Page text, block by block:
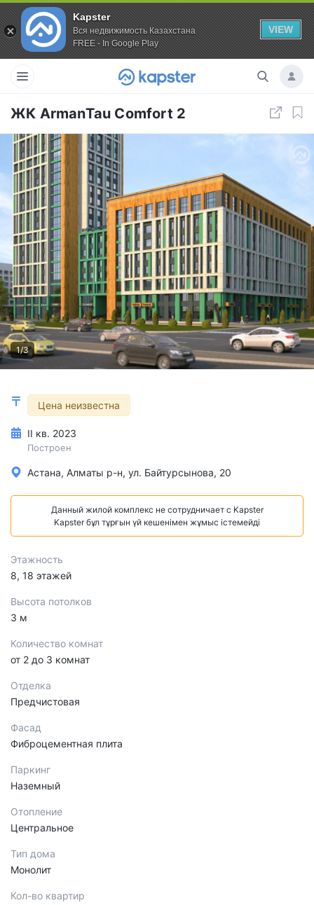
Kapster
Вся недвижимость Казахстана
FREE - In Google Play
VIEW
ЖК ArmanTau Comfort 2
1/3
Цена неизвестна
II кв. 2023
Построен
Астана, Алматы р-н, ул. Байтурсынова, 20
Данный жилой комплекс не сотрудничает с Kapster
Kapster бұл тұрғын үй кешенімен жұмыс істемейді
Этажность
8, 18 этажей
Высота потолков
3 м
Количество комнат
от 2 до 3 комнат
Отделка
Предчистовая
Фасад
Фиброцементная плита
Паркинг
Наземный
Отопление
Центральное
Тип дома
Монолит
Кол-во квартир